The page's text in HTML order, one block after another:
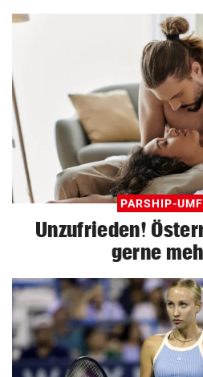
PARSHIP-
Unzufrieden!
gerne